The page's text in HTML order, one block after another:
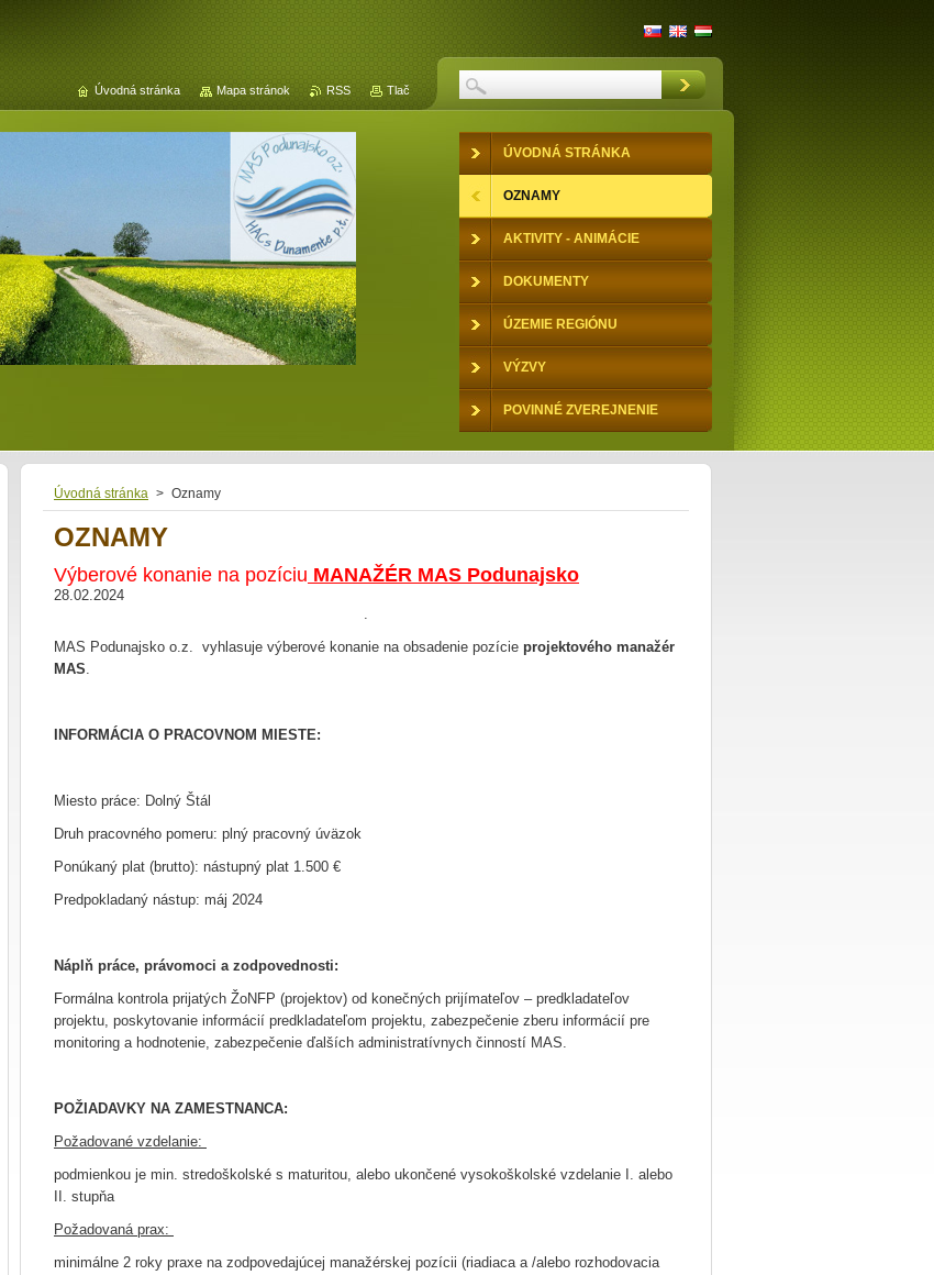
Úvodná stránka > Oznamy
OZNAMY
Výberové konanie na pozíciu MANAŽÉR MAS Podunajsko
28.02.2024
.
MAS Podunajsko o.z. vyhlasuje výberové konanie na obsadenie pozície projektového manažér
MAS.
INFORMÁCIA O PRACOVNOM MIESTE:
Miesto práce: Dolný Štál
Druh pracovného pomeru: plný pracovný úväzok
Ponúkaný plat (brutto): nástupný plat 1.500 €
Predpokladaný nástup: máj 2024
Náplň práce, právomoci a zodpovednosti:
Formálna kontrola prijatých ŽoNFP (projektov) od konečných prijímateľov – predkladateľov
projektu, poskytovanie informácií predkladateľom projektu, zabezpečenie zberu informácií pre
monitoring a hodnotenie, zabezpečenie ďalších administratívnych činností MAS.
POŽIADAVKY NA ZAMESTNANCA:
Požadované vzdelanie:
podmienkou je min. stredoškolské s maturitou, alebo ukončené vysokoškolské vzdelanie I. alebo
II. stupňa
Požadovaná prax:
minimálne 2 roky praxe na zodpovedajúcej manažérskej pozícii (riadiaca a /alebo rozhodovacia
ÚVODNÁ STRÁNKA
OZNAMY
AKTIVITY - ANIMÁCIE
DOKUMENTY
ÚZEMIE REGIÓNU
VÝZVY
POVINNÉ ZVEREJNENIE
Úvodná stránka Mapa stránok RSS Tlač